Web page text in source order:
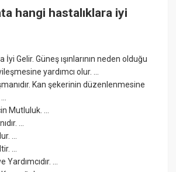
hangi hastalıklara iyi
İyi Gelir. Güneş ışınlarının neden olduğu
yardımcı olur. ...
Kan şekerinin düzenlenmesine
Mutluluk. ...
...
...
...
...